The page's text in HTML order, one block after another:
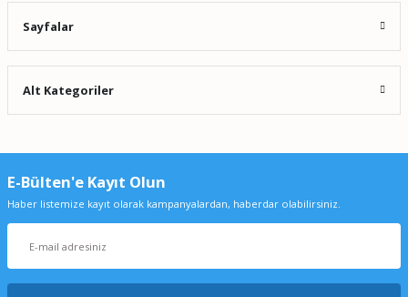
Sayfalar
Alt Kategoriler
E-Bülten'e Kayıt Olun
Haber listemize kayıt olarak kampanyalardan, haberdar olabilirsiniz.